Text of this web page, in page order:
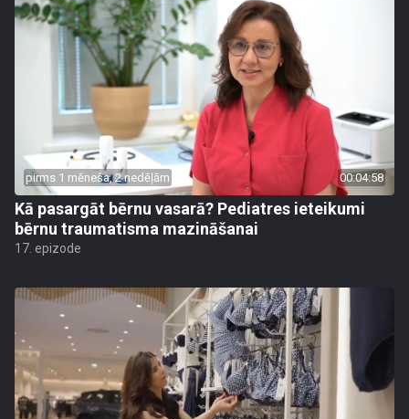
pirms 1 mēneša, 2 nedēļām 00:04:58
Kā pasargāt bērnu vasarā? Pediatres ieteikumi
bērnu traumatisma mazināšanai
17. epizode